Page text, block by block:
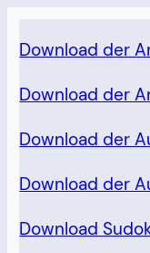
Download der
Download der
Download der
Download der
Download